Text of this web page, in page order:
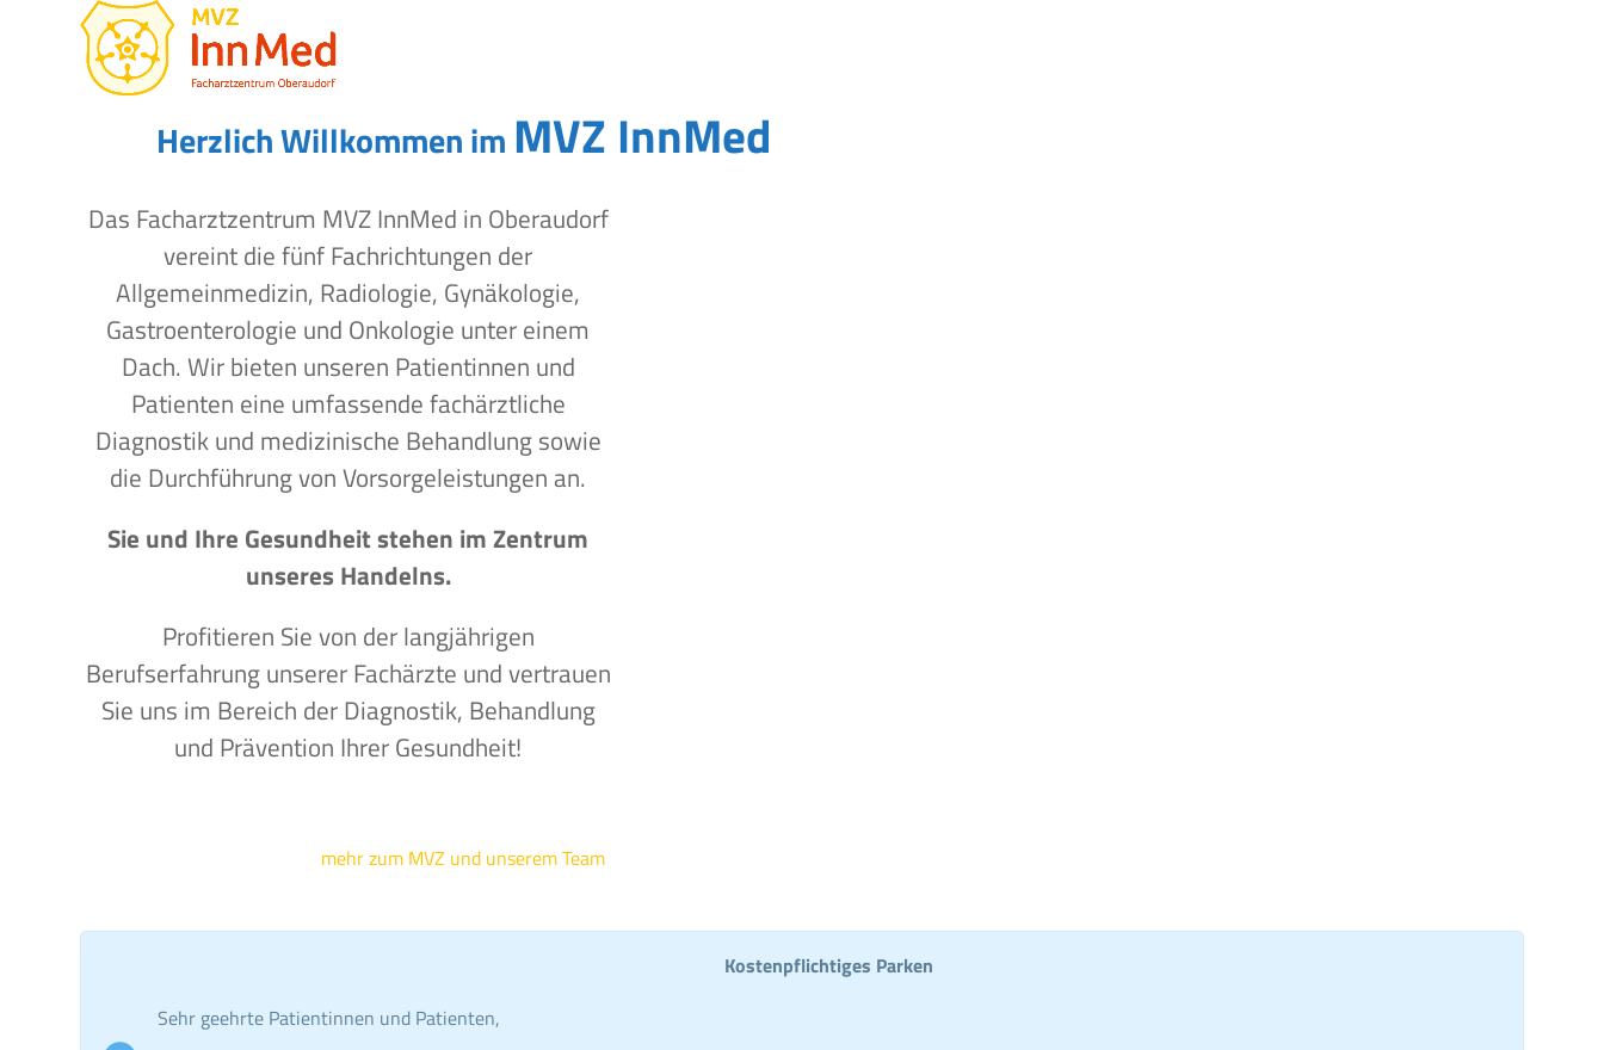
Open
mobile
menu
Close
mobile
menu
Herzlich Willkommen im MVZ InnMed
Das Facharztzentrum MVZ InnMed in Oberaudorf
vereint die fünf Fachrichtungen der
Allgemeinmedizin, Radiologie, Gynäkologie,
Gastroenterologie und Onkologie unter einem
Dach. Wir bieten unseren Patientinnen und
Patienten eine umfassende fachärztliche
Diagnostik und medizinische Behandlung sowie
die Durchführung von Vorsorgeleistungen an.
Sie und Ihre Gesundheit stehen im Zentrum
unseres Handelns.
Profitieren Sie von der langjährigen
Berufserfahrung unserer Fachärzte und vertrauen
Sie uns im Bereich der Diagnostik, Behandlung
und Prävention Ihrer Gesundheit!
mehr zum MVZ und unserem Team
Kostenpflichtiges Parken
Sehr geehrte Patientinnen und Patienten,